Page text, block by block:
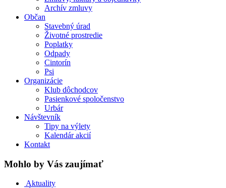
Archív zmluvy
Občan
Stavebný úrad
Životné prostredie
Poplatky
Odpady
Cintorín
Psi
Organizácie
Klub dôchodcov
Pasienkové spoločenstvo
Urbár
Návštevník
Tipy na výlety
Kalendár akcií
Kontakt
Mohlo by Vás zaujímať
Aktuality